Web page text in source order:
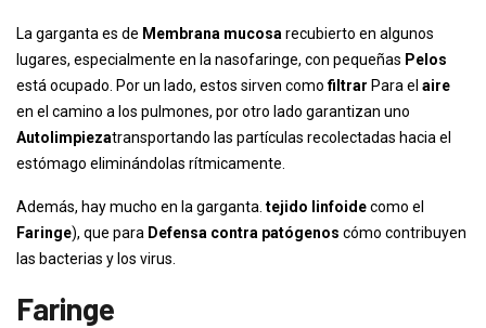
La garganta es de Membrana mucosa recubierto en algunos
lugares, especialmente en la nasofaringe, con pequeñas Pelos
está ocupado. Por un lado, estos sirven comofiltrar Para el aire
en el camino a los pulmones, por otro lado garantizan uno
Autolimpiezatransportando las partículas recolectadas hacia el
estómago eliminándolas rítmicamente.
Además, hay mucho en la garganta. tejido linfoidecomo el
Faringe), que para Defensa contra patógenos cómo contribuyen
las bacterias y los virus.
Faringe